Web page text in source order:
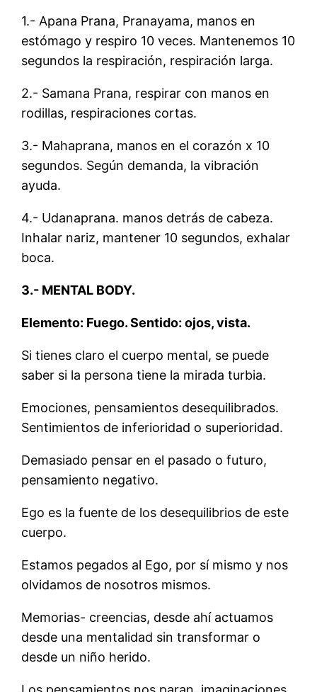
1.- Apana Prana, Pranayama, manos en
estómago y respiro 10 veces. Mantenemos 10
segundos la respiración, respiración larga.
2.- Samana Prana, respirar con manos en
rodillas, respiraciones cortas.
3.- Mahaprana, manos en el corazón x 10
segundos. Según demanda, la vibración
ayuda.
4.- Udanaprana. manos detrás de cabeza.
Inhalar nariz, mantener 10 segundos, exhalar
boca.
3.- MENTAL BODY.
Elemento: Fuego. Sentido: ojos, vista.
Si tienes claro el cuerpo mental, se puede
saber si la persona tiene la mirada turbia.
Emociones, pensamientos desequilibrados.
Sentimientos de inferioridad o superioridad.
Demasiado pensar en el pasado o futuro,
pensamiento negativo.
Ego es la fuente de los desequilibrios de este
cuerpo.
Estamos pegados al Ego, por sí mismo y nos
olvidamos de nosotros mismos.
Memorias- creencias, desde ahí actuamos
desde una mentalidad sin transformar o
desde un niño herido.